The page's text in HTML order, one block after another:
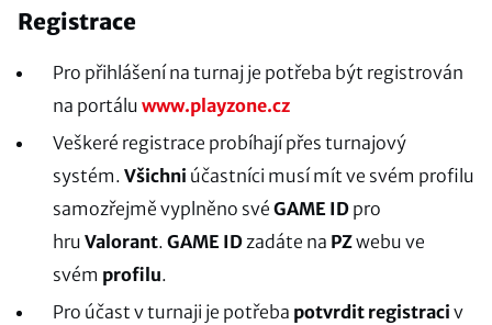
Registrace
Pro přihlášení na turnaj je potřeba být registrován
na portálu www.playzone.cz
Veškeré registrace probíhají přes turnajový
systém. Všichni účastníci musí mít ve svém profilu
samozřejmě vyplněno své GAME ID pro
hru Valorant. GAME IDzadáte na PZwebu ve
svém profilu.
Pro účast v turnaji je potřeba potvrdit registraci v